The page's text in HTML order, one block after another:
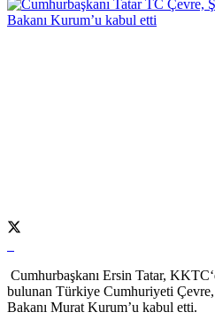
Cumhurbaşkanı Ersin Tatar,
bulunan Türkiye Cumhuriyeti
Bakanı Murat Kurum’u kabul etti.